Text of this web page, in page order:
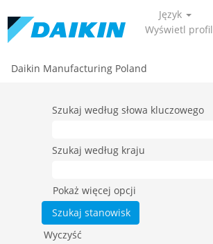
Język
Wyświetl profil
Daikin Manufacturing Poland
Szukaj według słowa kluczowego
Szukaj według kraju
Pokaż więcej opcji
Wyczyść